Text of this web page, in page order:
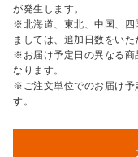
が発生します。
※北海道、東北、中国、四
ましては、追加日数をいた
※お届け予定日の異なる商
なります。
※ご注文単位でのお届け予
す。